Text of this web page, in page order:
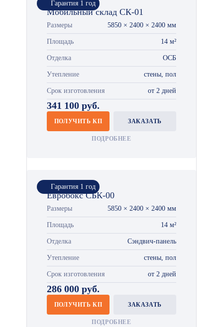
Гарантия 1 год
Мобильный склад СК-01
Размеры 5850 × 2400 × 2400 мм
Площадь 14 м²
Отделка ОСБ
Утепление стены, пол
Срок изготовления от 2 дней
341 100 руб.
ПОЛУЧИТЬ КП ЗАКАЗАТЬ
ПОДРОБНЕЕ
Гарантия 1 год
Евробокс СБК-00
Размеры 5850 × 2400 × 2400 мм
Площадь 14 м²
Отделка Сэндвич-панель
Утепление стены, пол
Срок изготовления от 2 дней
286 000 руб.
ПОЛУЧИТЬ КП ЗАКАЗАТЬ
ПОДРОБНЕЕ